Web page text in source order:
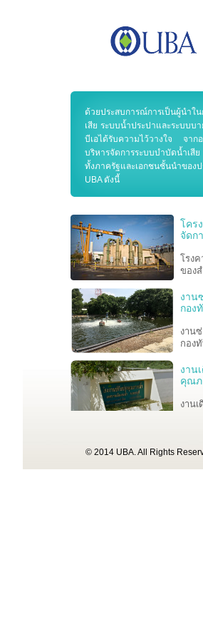
ด้วยประสบการณ์การเป็นผู้นำใ
เสีย ระบบน้ำประปาและระบบ
บีเอได้รับความไว้วางใจ จาก
บริหารจัดการระบบบำบัดน้ำเสี
ทั้งภาครัฐและเอกชนชั้นนำของ
UBA ดังนี้
โคร
จัดก
โรง
ของ
งาน
กอง
งาน
กอง
งาน
คุณภ
งาน
© 2014 UBA. All Rights